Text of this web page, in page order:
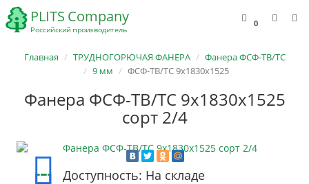
0
Главная ТРУДНОГОРЮЧАЯ ФАНЕРА
Фанера ФСФ-ТВ/ТС
9 мм
ФСФ-ТВ/ТС 9х1830х1525
Фанера ФСФ-ТВ/ТС 9х1830х1525
сорт 2/4
Доступность: На складе